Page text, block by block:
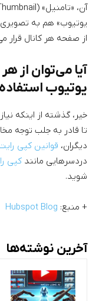
آن، «تامنیل» (Thumbnail) است.
یوتیوب» هم به تصویری
از صفحه هر کانال
آیا می‌توان از
یوتیوب
خیر، گذشته از اینکه
تا قادر به جلب توجه
دیگران، قوانین کپی
دردسرهایی مانند کپی
شوید.
+ منبع: Hubspot Blog
آخرین نوشته‌ها